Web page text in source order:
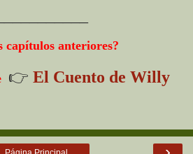
capítulos anteriores?
👉 El Cuento de Willy